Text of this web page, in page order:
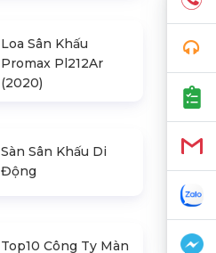
Moving Head Beam
380
Loa Sân Khấu
Promax Pl212Ar